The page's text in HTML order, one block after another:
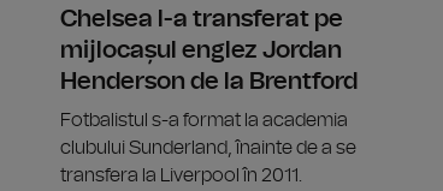
Chelsea l-a transferat pe
mijlocașul englez Jordan
Henderson de la Brentford
Fotbalistul s-a format la academia
clubului Sunderland, înainte de a se
transfera la Liverpool în 2011.